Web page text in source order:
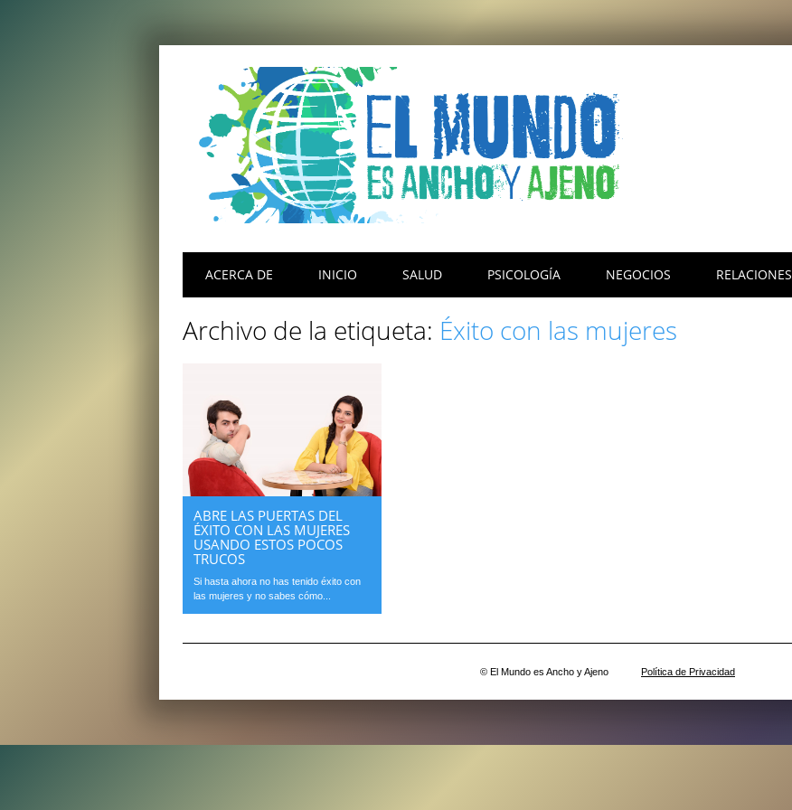
Menú principal
ACERCA DE INICIO SALUD PSICOLOGÍA NEGOCIOS RELACIONES
Archivo de la etiqueta: Éxito con las mujeres
ABRE LAS PUERTAS DEL
ÉXITO CON LAS MUJERES
USANDO ESTOS POCOS
TRUCOS
Si hasta ahora no has tenido éxito con
las mujeres y no sabes cómo...
© El Mundo es Ancho y Ajeno Política de Privacidad